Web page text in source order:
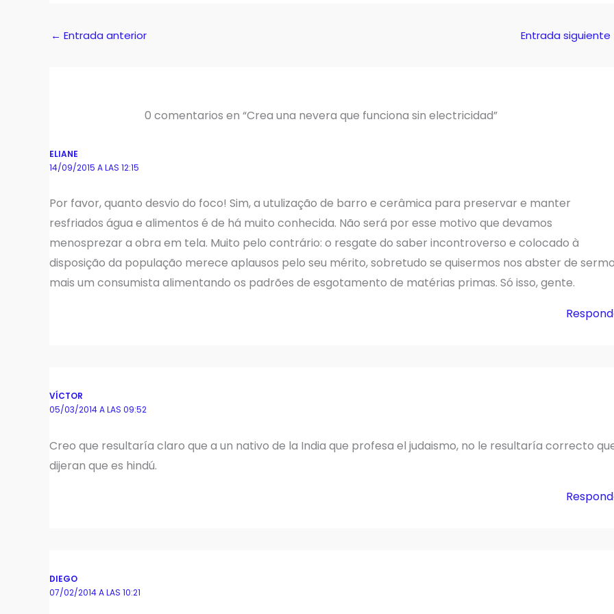
← Entrada anterior Entrada siguiente
0 comentarios en “Crea una nevera que funciona sin electricidad”
ELIANE
14/09/2015 A LAS 12:15
Por favor, quanto desvio do foco! Sim, a utulização de barro e cerâmica para preservar e manter
resfriados água e alimentos é de há muito conhecida. Não será por esse motivo que devamos
menosprezar a obra em tela. Muito pelo contrário: o resgate do saber incontroverso e colocado à
disposição da população merece aplausos pelo seu mérito, sobretudo se quisermos nos abster de
mais um consumista alimentando os padrões de esgotamento de matérias primas. Só isso, gente.
VÍCTOR
05/03/2014 A LAS 09:52
Creo que resultaría claro que a un nativo de la India que profesa el judaismo, no le resultaría correcto
dijeran que es hindú.
DIEGO
07/02/2014 A LAS 10:21